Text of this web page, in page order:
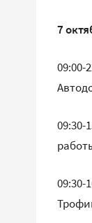
7
09:00-
09:30-
09:30-